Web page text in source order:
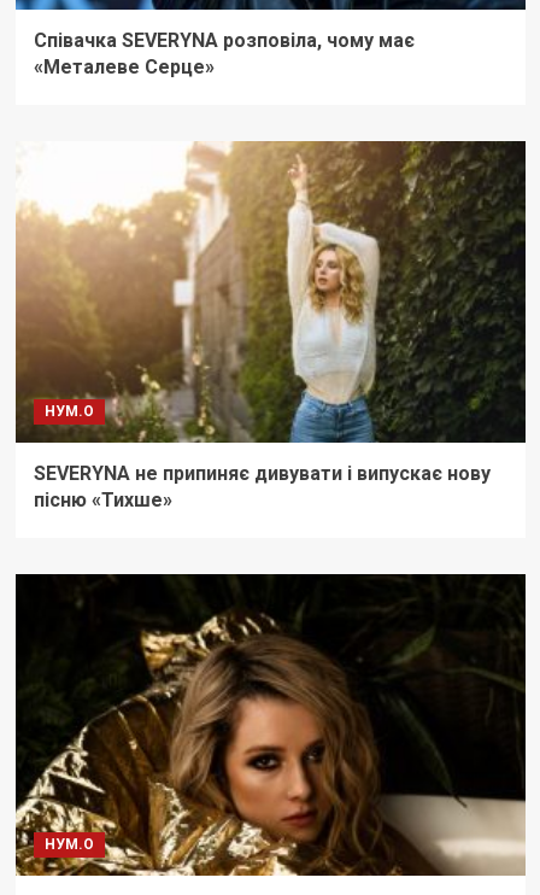
Співачка SEVERYNA розповіла, чому має
«Металеве Серце»
НУМ.О
SEVERYNA не припиняє дивувати і випускає нову
пісню «Тихше»
НУМ.О